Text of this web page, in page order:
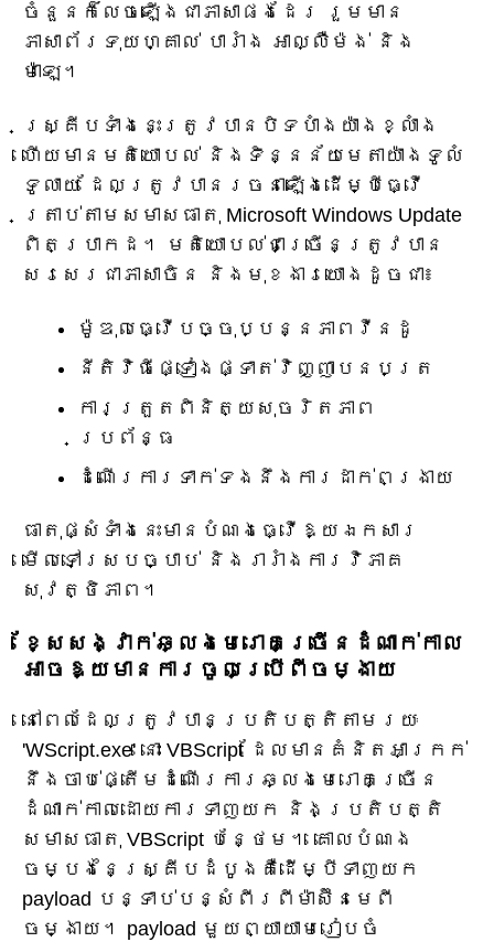
ចំនួនក៏លេចឡើងជាភាសាផងដែរ រួមមាន
ភាសាព័រទុយហ្គាល់ បារាំង អាល្លឺម៉ង់ និង
ម៉ាឡេ។
ស្គ្រីបទាំងនេះត្រូវបានបិទបាំងយ៉ាងខ្លាំង
ហើយមានមតិយោបល់ និងទិន្នន័យមេតាយ៉ាងទូលំ
ទូលាយ ដែលត្រូវបានរចនាឡើងដើម្បីធ្វើ
ត្រាប់តាមសមាសធាតុ Microsoft Windows Update
ពិតប្រាកដ។ មតិយោបល់ជាច្រើនត្រូវបាន
សរសេរជាភាសាចិន និងមុខងារយោងដូចជា៖
ម៉ូឌុលធ្វើបច្ចុប្បន្នភាពវីនដូ
នីតិវិធីផ្ទៀងផ្ទាត់វិញ្ញាបនបត្រ
ការត្រួតពិនិត្យសុចរិតភាព
ប្រព័ន្ធ
ដំណើរការទាក់ទងនឹងការដាក់ពង្រាយ
ធាតុផ្សំទាំងនេះមានបំណងធ្វើឱ្យឯកសារ
មើលទៅស្របច្បាប់ និងរារាំងការវិភាគ
សុវត្ថិភាព។
ខ្សែសង្វាក់ឆ្លងមេរោគច្រើនដំណាក់កាល
អាចឱ្យមានការចូលប្រើពីចម្ងាយ
នៅពេលដែលត្រូវបានប្រតិបត្តិតាមរយៈ
'WScript.exe' នោះ VBScript ដែលមានគំនិតអាក្រក់
នឹងចាប់ផ្តើមដំណើរការឆ្លងមេរោគច្រើន
ដំណាក់កាលដោយការទាញយក និងប្រតិបត្តិ
សមាសធាតុ VBScript បន្ថែម។ គោលបំណង
ចម្បងនៃស្គ្រីបដំបូងគឺដើម្បីទាញយក
payload បន្ទាប់បន្សំពីរពីម៉ាស៊ីនមេពី
ចម្ងាយ។ payload មួយព្យាយាមរៀបចំ